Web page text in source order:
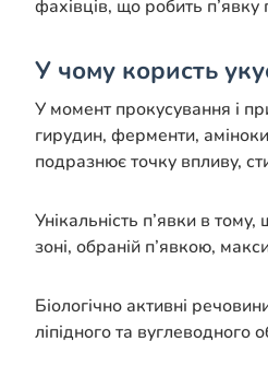
фахівців, що робить
У чому користь
У момент прокусування і
гирудин, ферменти,
подразнює точку впливу,
Унікальність п’явки в
зоні, обраній п’явкою,
Біологічно активні
ліпідного та вуглеводного